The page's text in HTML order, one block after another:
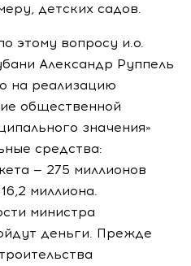
детских садов.
этому вопросу и.о.
Александр Руппель
на реализацию
общественной
значения»
средства:
— 275 миллионов
миллиона.
министра
деньги. Прежде